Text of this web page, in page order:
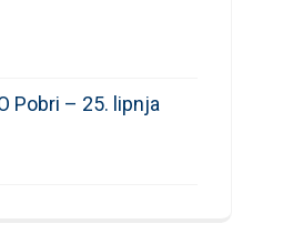
Pobri – 25. lipnja